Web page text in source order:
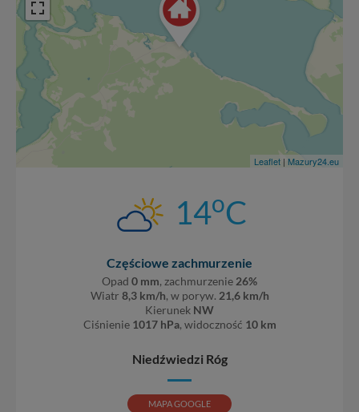
Leaflet | Mazury24.eu
14oC
Częściowe zachmurzenie
Opad 0 mm, zachmurzenie26%
Wiatr 8,3 km/h, w poryw. 21,6 km/h
Kierunek NW
Ciśnienie 1017 hPa, widoczność 10 km
Niedźwiedzi Róg
MAPA GOOGLE